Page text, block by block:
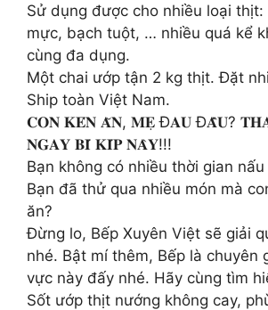
Sử dụng được cho nhiều loại thịt:
mực, bạch tuột, … nhiều quá kể
cùng đa dụng.
Một chai ướp tận 2 kg thịt. Đặt
Ship toàn Việt Nam.
𝐂𝐎𝐍 𝐊𝐄́𝐍 𝐀̆𝐍, 𝐌𝐄̣ Đ𝐀𝐔 Đ𝐀̂̀𝐔?
𝐍𝐆𝐀𝐘 𝐁𝐈́ 𝐊𝐈́𝐏 𝐍𝐀̀𝐘!!!
Bạn không có nhiều thời gian nấu
Bạn đã thử qua nhiều món mà
ăn?
Đừng lo, Bếp Xuyên Việt sẽ giải
nhé. Bật mí thêm, Bếp là chuyên
vực này đấy nhé. Hãy cùng tìm
Sốt ướp thịt nướng không cay,